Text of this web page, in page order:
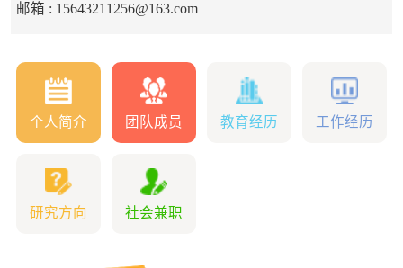
邮箱 : 15643211256@163.com
个人简介 团队成员 教育经历 工作经历
研究方向 社会兼职